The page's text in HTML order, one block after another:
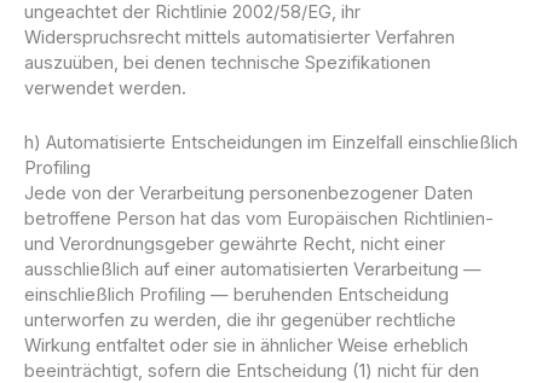
ungeachtet der Richtlinie 2002/58/EG, ihr
Widerspruchsrecht mittels automatisierter Verfahren
auszuüben, bei denen technische Spezifikationen
verwendet werden.
h) Automatisierte Entscheidungen im Einzelfall einschließlich
Profiling
Jede von der Verarbeitung personenbezogener Daten
betroffene Person hat das vom Europäischen Richtlinien-
und Verordnungsgeber gewährte Recht, nicht einer
ausschließlich auf einer automatisierten Verarbeitung —
einschließlich Profiling — beruhenden Entscheidung
unterworfen zu werden, die ihr gegenüber rechtliche
Wirkung entfaltet oder sie in ähnlicher Weise erheblich
beeinträchtigt, sofern die Entscheidung (1) nicht für den